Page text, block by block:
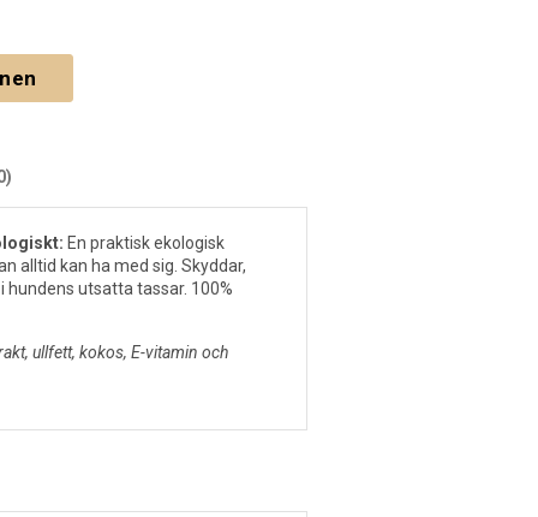
En praktisk ekologisk
alltid kan ha med sig. Skyddar,
utsatta tassar. 100%
ullfett, kokos, E-vitamin och